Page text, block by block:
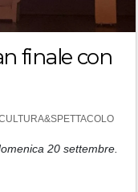
finale con
20 settembre.